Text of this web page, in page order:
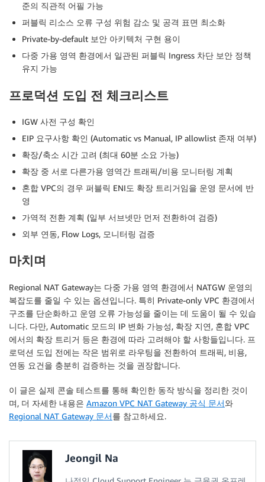
준의 직관적 어필 가능
퍼블릭 리소스 오류 구성 위험 감소 및 공격 표면 최소화
Private-by-default 보안 아키텍처 구현 용이
다중 가용 영역 환경에서 일관된 퍼블릭 Ingress 차단 보안 정책
유지 가능
프로덕션 도입 전 체크리스트
IGW 사전 구성 확인
EIP 요구사항 확인 (Automatic vs Manual, IP allowlist 존재 여부)
확장/축소 시간 고려 (최대 60분 소요 가능)
확장 중 서로 다른가용 영역간 트래픽/비용 모니터링 계획
혼합 VPC의 경우 퍼블릭 ENI도 확장 트리거임을 운영 문서에 반
영
가역적 전환 계획 (일부 서브넷만 먼저 전환하여 검증)
외부 연동, Flow Logs, 모니터링 검증
마치며
Regional NAT Gateway는 다중 가용 영역 환경에서 NATGW 운영의
복잡도를 줄일 수 있는 옵션입니다. 특히 Private-only VPC 환경에서
구조를 단순화하고 운영 오류 가능성을 줄이는 데 도움이 될 수 있습
니다. 다만, Automatic 모드의 IP 변화 가능성, 확장 지연, 혼합 VPC
에서의 확장 트리거 등은 환경에 따라 고려해야 할 사항들입니다. 프
로덕션 도입 전에는 작은 범위로 라우팅을 전환하여 트래픽, 비용,
연동 요건을 충분히 검증하는 것을 권장합니다.
이 글은 실제 콘솔 테스트를 통해 확인한 동작 방식을 정리한 것이
며, 더 자세한 내용은 Amazon VPC NAT Gateway 공식 문서와
Regional NAT Gateway 문서를 참고하세요.
Jeongil Na